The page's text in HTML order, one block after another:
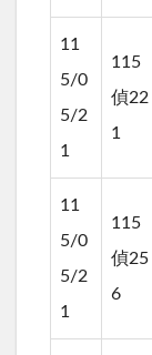
11
5/0
5/2
1
115
偵22
1
11
5/0
5/2
1
115
偵25
6